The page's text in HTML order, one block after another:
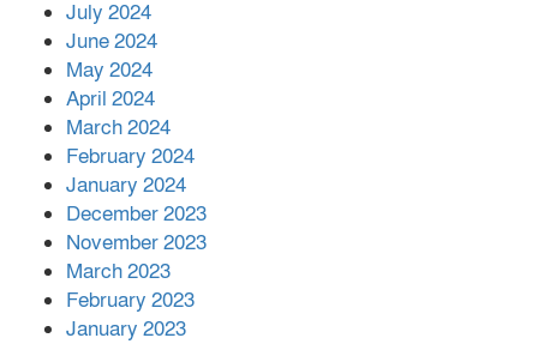
July 2024
June 2024
May 2024
April 2024
March 2024
February 2024
January 2024
December 2023
November 2023
March 2023
February 2023
January 2023